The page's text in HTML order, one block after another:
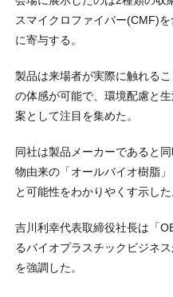
スマイクロファイバー(CMF)
に寄与する。
製品は来場者が実際に触れる
の体感が可能で、環境配慮と
案として注目を集めた。
同社は製品メーカーであると
物由来の「オールバイオ樹脂
と可能性をわかりやくす示し
吉川利幸代表取締役社長は「
るバイオプラスチックビジネ
を強調した。